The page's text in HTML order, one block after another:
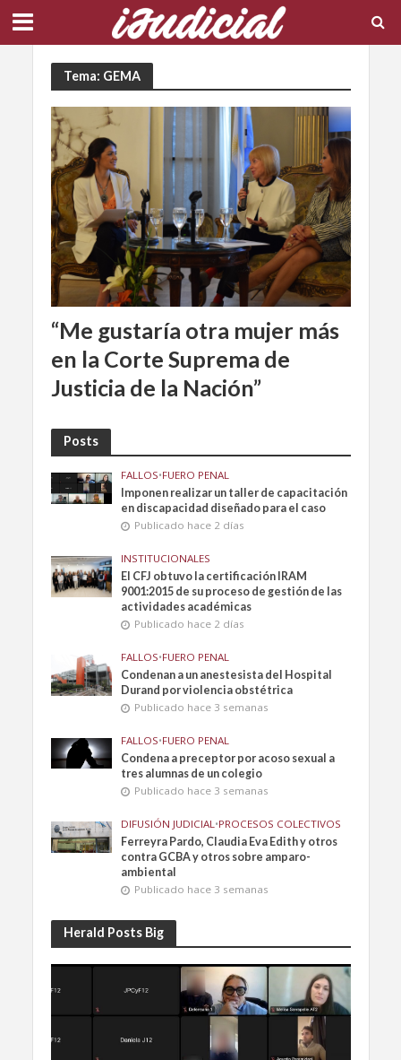
Tema: GEMA
“Me gustaría otra mujer más
en la Corte Suprema de
Justicia de la Nación”
Posts
FALLOS•FUERO PENAL
Imponen realizar un taller de capacitación
en discapacidad diseñado para el caso
Publicado hace 2 días
INSTITUCIONALES
El CFJ obtuvo la certificación IRAM
9001:2015 de su proceso de gestión de las
actividades académicas
Publicado hace 2 días
FALLOS•FUERO PENAL
Condenan a un anestesista del Hospital
Durand por violencia obstétrica
Publicado hace 3 semanas
FALLOS•FUERO PENAL
Condena a preceptor por acoso sexual a
tres alumnas de un colegio
Publicado hace 3 semanas
DIFUSIÓN JUDICIAL•PROCESOS COLECTIVOS
Ferreyra Pardo, Claudia Eva Edith y otros
contra GCBA y otros sobre amparo-
ambiental
Publicado hace 3 semanas
Herald Posts Big